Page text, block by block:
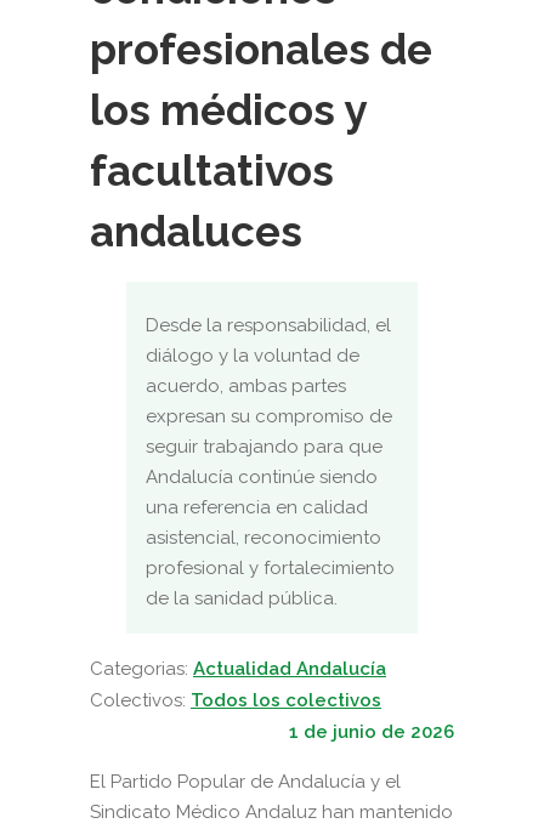
profesionales de
los médicos y
facultativos
andaluces
Desde la responsabilidad, el
diálogo y la voluntad de
acuerdo, ambas partes
expresan su compromiso de
seguir trabajando para que
Andalucía continúe siendo
una referencia en calidad
asistencial, reconocimiento
profesional y fortalecimiento
de la sanidad pública.
Categorias: Actualidad Andalucía
Colectivos: Todos los colectivos
1 de junio de 2026
El Partido Popular de Andalucía y el
Sindicato Médico Andaluz han mantenido